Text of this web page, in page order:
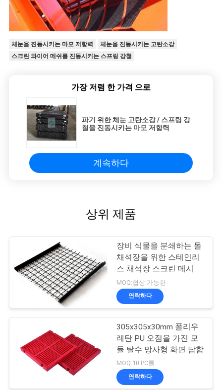
체눈을 진동시키는 마모 저항력
체눈을 진동시키는 고탄소강
스크린 와이어 메쉬를 진동시키는 스프링 강철
가장 저렴 한 가격 으로
파기 위한 체눈 고탄소강 / 스프링 강
철을 진동시키는 마모 저항력
계속하다
상위 제품
장비 식물을 분쇄하는 돌
채석장을 위한 스테인리
스 채석장 스크린 메시
MOQ:협상 가능한
연락하다
305x305x30mm 폴리우
레탄 PU 오점을 가진 모
듈 탈수 망사형 화면 담합
MOQ:10 PC를
연락하다